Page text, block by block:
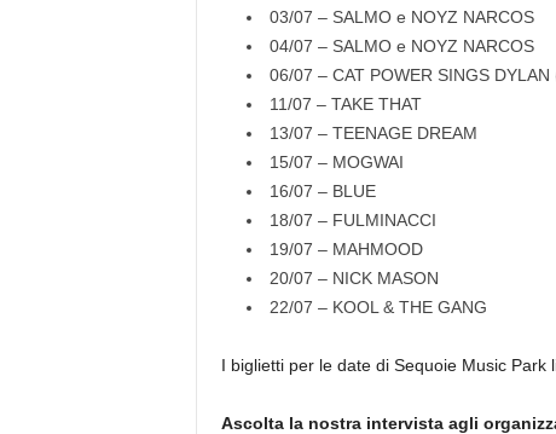
03/07 – SALMO e NOYZ NARCOS
04/07 – SALMO e NOYZ NARCOS
06/07 – CAT POWER SINGS
11/07 – TAKE THAT
13/07 – TEENAGE DREAM
15/07 – MOGWAI
16/07 – BLUE
18/07 – FULMINACCI
19/07 – MAHMOOD
20/07 – NICK MASON
22/07 – KOOL & THE GANG
I biglietti per le date di Sequoie Music Park
Ascolta la nostra intervista agli